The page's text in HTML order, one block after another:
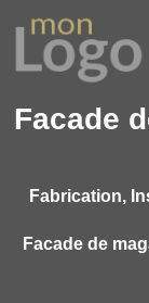
Facade
Fabrication,
Facade de